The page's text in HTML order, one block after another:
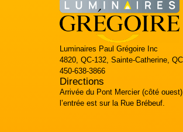
Luminaires Paul Grégoire Inc
4820, QC-132, Sainte-Catherine,
450-638-3866
Directions
Arrivée du Pont Mercier (côté ouest)
l’entrée est sur la Rue Brébeuf.